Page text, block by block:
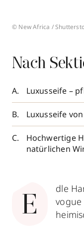
© New Africa /
Nach
Luxusseife –
Luxusseife
Hochwertige
natürlichen
E
dle